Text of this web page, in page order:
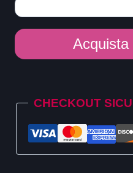
Dominio
.se.net
Acquista
CHECKOUT